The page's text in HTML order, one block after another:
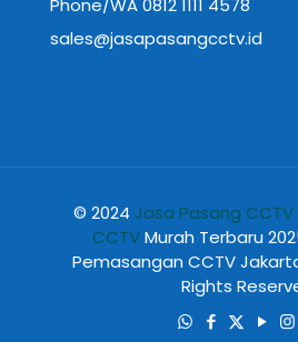
sales@jasapasangcctv.id
© 2024 Jasa Pasang CCTV
CCTVMurah Terbaru
Pemasangan CCTV
Rights